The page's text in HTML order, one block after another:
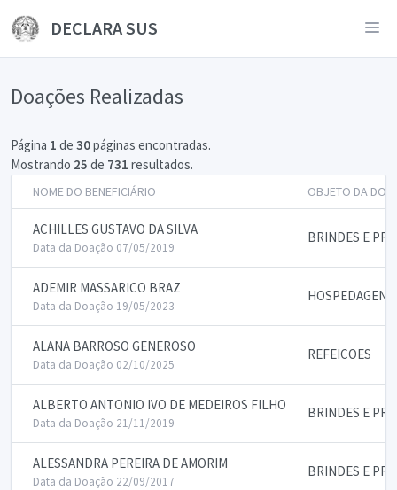
DECLARA SUS
Doações Realizadas
Página 1 de 30páginas encontradas.
Mostrando 25 de 731 resultados.
NOME DO BENEFICIÁRIO OBJETO DA
ACHILLES GUSTAVO DA SILVA
Data da Doação 07/05/2019
BRINDES E
ADEMIR MASSARICO BRAZ
Data da Doação 19/05/2023
HOSPEDAGENS
ALANA BARROSO GENEROSO
Data da Doação 02/10/2025
REFEICOES
ALBERTO ANTONIO IVO DE MEDEIROS FILHO
Data da Doação 21/11/2019
BRINDES E
ALESSANDRA PEREIRA DE AMORIM
Data da Doação 22/09/2017
BRINDES E